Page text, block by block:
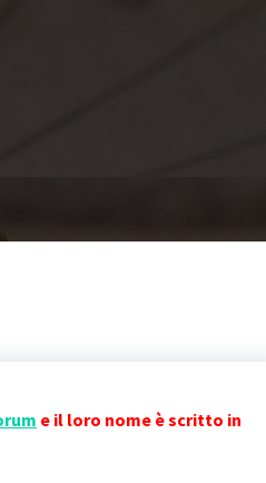
e il loro nome è scritto in